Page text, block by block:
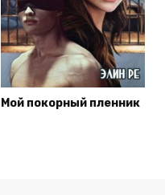
Мой покорный пленник